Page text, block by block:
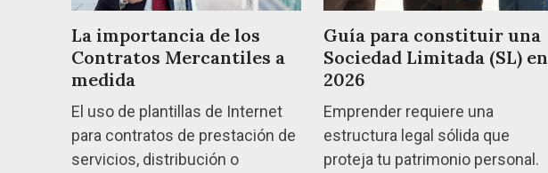
La importancia de los
Contratos Mercantiles a
medida
El uso de plantillas de Internet
para contratos de prestación de
servicios, distribución o
Guía para constituir una
Sociedad Limitada (SL) en
2026
Emprender requiere una
estructura legal sólida que
proteja tu patrimonio personal.